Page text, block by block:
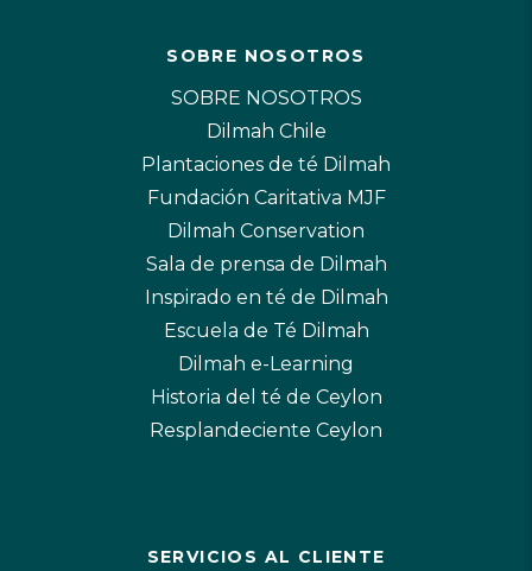
SOBRE NOSOTROS
SOBRE NOSOTROS
Dilmah Chile
Plantaciones de té Dilmah
Fundación Caritativa MJF
Dilmah Conservation
Sala de prensa de Dilmah
Inspirado en té de Dilmah
Escuela de Té Dilmah
Dilmah e-Learning
Historia del té de Ceylon
Resplandeciente Ceylon
SERVICIOS AL CLIENTE